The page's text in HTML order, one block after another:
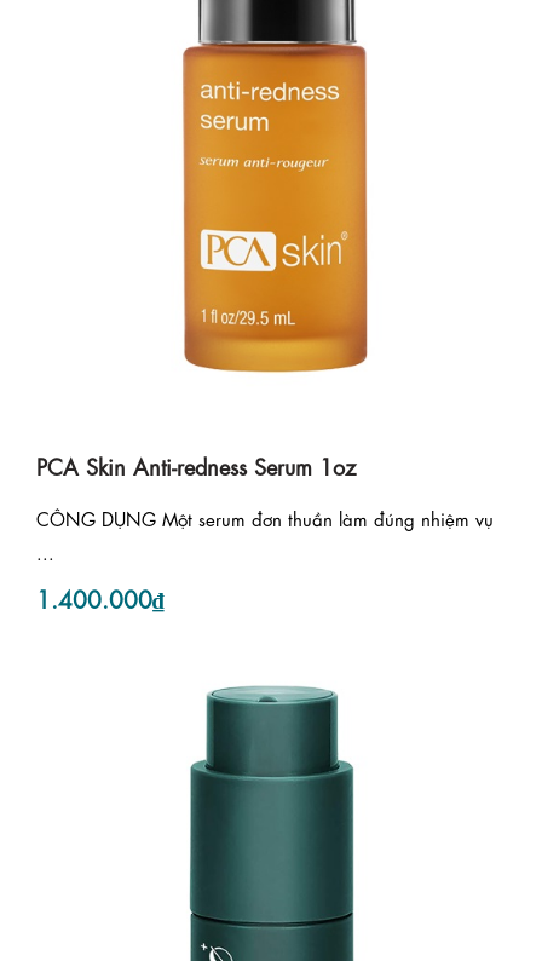
PCA Skin Anti-redness Serum 1oz
CÔNG DỤNG Một serum đơn thuần làm đúng nhiệm vụ
1.400.000₫